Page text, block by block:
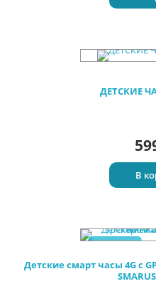
ДЕТСКИЕ
В
Новинка
Детские смарт часы 4G c